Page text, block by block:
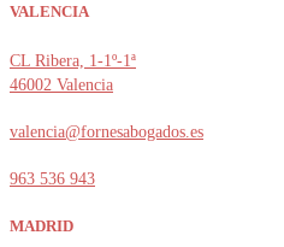
· Derechos: En cualquier momento puedes
VALENCIA
CL Ribera, 1-1º-1ª
46002 Valencia
valencia@fornesabogados.es
963 536 943
MADRID